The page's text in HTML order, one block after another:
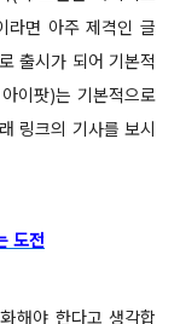
라면 아주 제격인 글
출시가 되어 기본적
이팟)는 기본적으로
링크의 기사를 보시
도전
해야 한다고 생각합